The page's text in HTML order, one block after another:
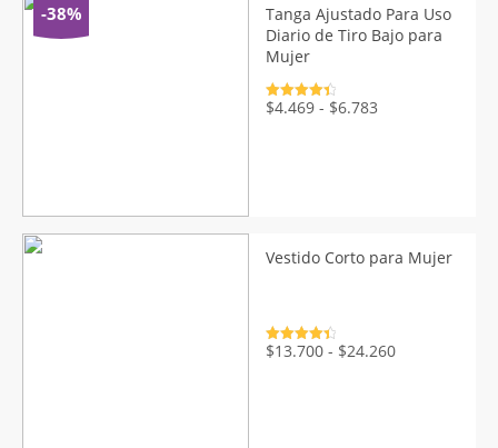
-38%
Tanga Ajustado Para Uso
Diario de Tiro Bajo para
Mujer
Valorado
con 4.5de
$4.469 - $6.783
Vestido Corto para Mujer
Valorado
con4.5de
$13.700 - $24.260Rango